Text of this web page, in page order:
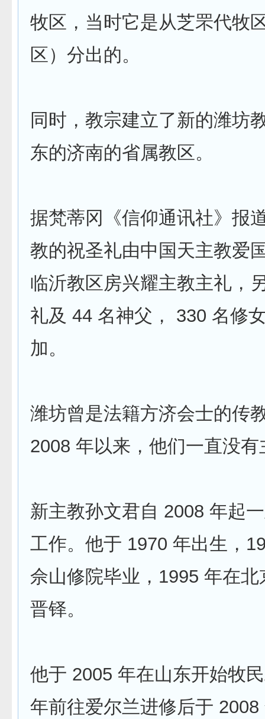
牧区，当时它是从芝罘代牧
区）分出的。
同时，教宗建立了新的潍坊
东的济南的省属教区。
据梵蒂冈《信仰通讯社》报
教的祝圣礼由中国天主教爱
临沂教区房兴耀主教主礼，
礼及 44 名神父， 330 名修
加。
潍坊曾是法籍方济会士的传
2008 年以来，他们一直没有
新主教孙文君自 2008 年起
工作。他于 1970 年出生，
佘山修院毕业，1995 年在北
晋铎。
他于 2005 年在山东开始牧
年前往爱尔兰进修后于